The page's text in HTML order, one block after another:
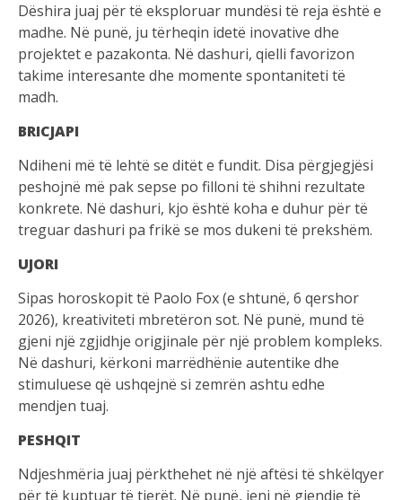
Dëshira juaj për të eksploruar mundësi të reja është e
madhe. Në punë, ju tërheqin idetë inovative dhe
projektet e pazakonta. Në dashuri, qielli favorizon
takime interesante dhe momente spontaniteti të
madh.
BRICJAPI
Ndiheni më të lehtë se ditët e fundit. Disa përgjegjësi
peshojnë më pak sepse po filloni të shihni rezultate
konkrete. Në dashuri, kjo është koha e duhur për të
treguar dashuri pa frikë se mos dukeni të prekshëm.
UJORI
Sipas horoskopit të Paolo Fox (e shtunë, 6 qershor
2026), kreativiteti mbretëron sot. Në punë, mund të
gjeni një zgjidhje origjinale për një problem kompleks.
Në dashuri, kërkoni marrëdhënie autentike dhe
stimuluese që ushqejnë si zemrën ashtu edhe
mendjen tuaj.
PESHQIT
Ndjeshmëria juaj përkthehet në një aftësi të shkëlqyer
për të kuptuar të tjerët. Në punë, jeni në gjendje të